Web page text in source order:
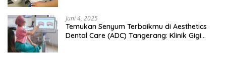
Juni 4, 2025
Temukan Senyum Terbaikmu di Aesthetics
Dental Care (ADC) Tangerang: Klinik Gigi